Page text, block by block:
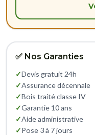
✅ Nos Garanties
✓Devis gratuit 24h
✓Assurance décennale
✓Bois traité classe IV
✓Garantie 10 ans
✓Aide administrative
✓Pose 3 à 7 jours